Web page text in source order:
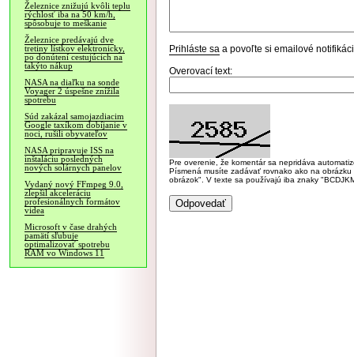
Železnice znižujú kvôli teplu
rýchlosť iba na 50 km/h,
spôsobuje to meškanie
Železnice predávajú dve
tretiny lístkov elektronicky,
po donútení cestujúcich na
takýto nákup
NASA na diaľku na sonde
Voyager 2 úspešne znížila
spotrebu
Súd zakázal samojazdiacim
Google taxíkom dobíjanie v
noci, rušili obyvateľov
NASA pripravuje ISS na
inštaláciu posledných
nových solárnych panelov
Vydaný nový FFmpeg 9.0,
zlepšil akceleráciu
profesionálnych formátov
videa
Microsoft v čase drahých
pamätí sľubuje
optimalizovať spotrebu
RAM vo Windows 11
Prihláste sa a povoľte si emailové
Overovací text:
Pre overenie, že komentár sa nepridáva
Písmená musíte zadávať rovnako ako na
obrázok". V texte sa používajú iba znaky